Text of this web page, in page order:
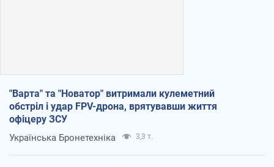
"Варта" та "Новатор" витримали кулеметний
обстріл і удар FPV-дрона, врятувавши життя
офіцеру ЗСУ
Українська Бронетехніка 3,3 т.